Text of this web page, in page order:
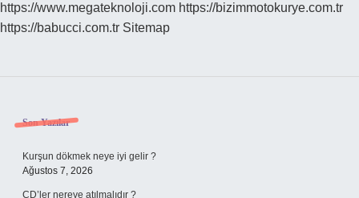
https://www.megateknoloji.com https://bizimmotokurye.com.tr
https://babucci.com.tr Sitemap
Sidebar
Son Yazılar
Kurşun dökmek neye iyi gelir ?
Ağustos 7, 2026
CD’ler nereye atılmalıdır ?